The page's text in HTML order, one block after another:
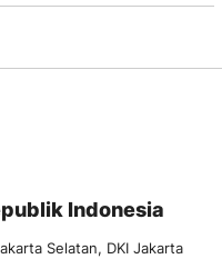
Indonesia
Selatan, DKI Jakarta